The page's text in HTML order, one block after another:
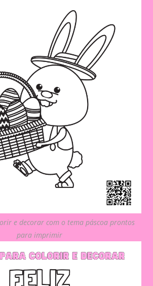
e decorar com o tema páscoa prontos
para imprimir